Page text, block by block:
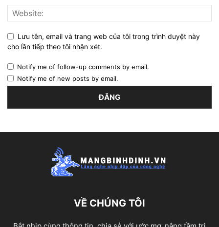
Lưu tên, email và trang web của tôi trong trình duyệt này
cho lần tiếp theo tôi nhận xét.
Notify me of follow-up comments by email.
Notify me of new posts by email.
VỀ CHÚNG TÔI